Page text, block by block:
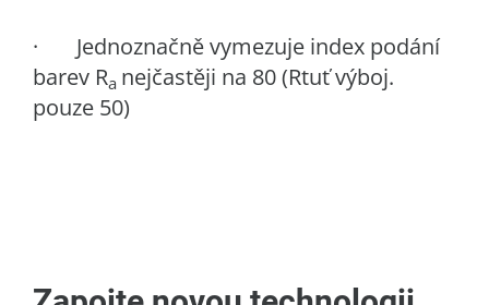
· Jednoznačně vymezuje index podání
barev Ra nejčastěji na 80 (Rtuť výboj.
pouze 50)